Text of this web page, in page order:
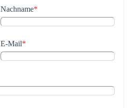
Nachname*
E-Mail*